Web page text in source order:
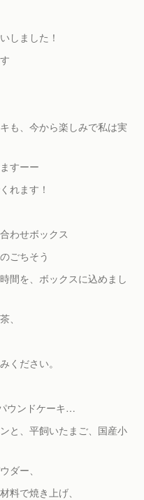
しました！
も、今から楽しみで私は実
すーー
れます！
わせボックス
ごちそう
間を、ボックスに込めまし
、
ください。
ウンドケーキ…
と、平飼いたまご、国産小
ダー、
料で焼き上げ、